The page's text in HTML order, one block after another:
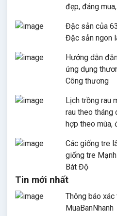
đẹp, đáng
Đặc sản của
Đặc sản ngon
Hướng dẫn
ứng dụng
Công thương
Lịch trồng rau
rau theo tháng
hợp theo mùa,
Các giống tre
giống tre
Bát Độ
Tin mới nhất
Thông báo
MuaBanNhanh